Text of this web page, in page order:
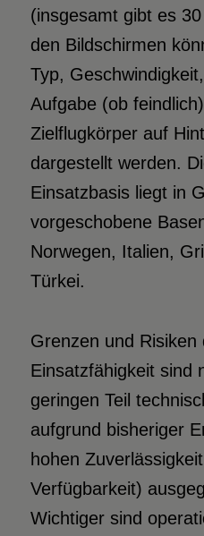
(insgesamt gibt es
den Bildschirmen
Typ,
Aufgabe (ob
Zielflugkörper auf
dargestellt werden.
Einsatzbasis liegt in
vorgeschobene
Norwegen, Italien,
Türkei.
Grenzen und Risiken
Einsatzfähigkeit sind
geringen Teil
aufgrund bisheriger
hohen
Verfügbarkeit)
Wichtiger sind